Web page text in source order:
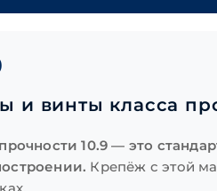
и винты класса
10.9 — это
Крепёж с этой